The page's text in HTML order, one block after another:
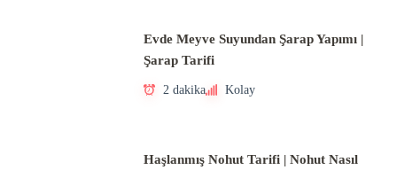
Evde Meyve Suyundan Şarap Yapımı |
Şarap Tarifi
2 dakika Kolay
Haşlanmış Nohut Tarifi | Nohut Nasıl